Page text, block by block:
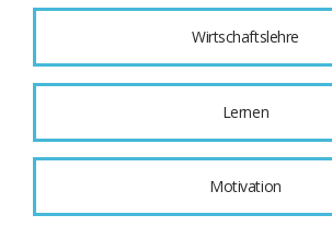
Wirtschaftslehre
Lernen
Motivation